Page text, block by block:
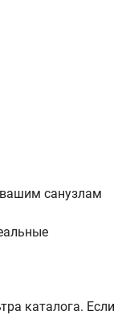
вашим санузлам
каталога. Если